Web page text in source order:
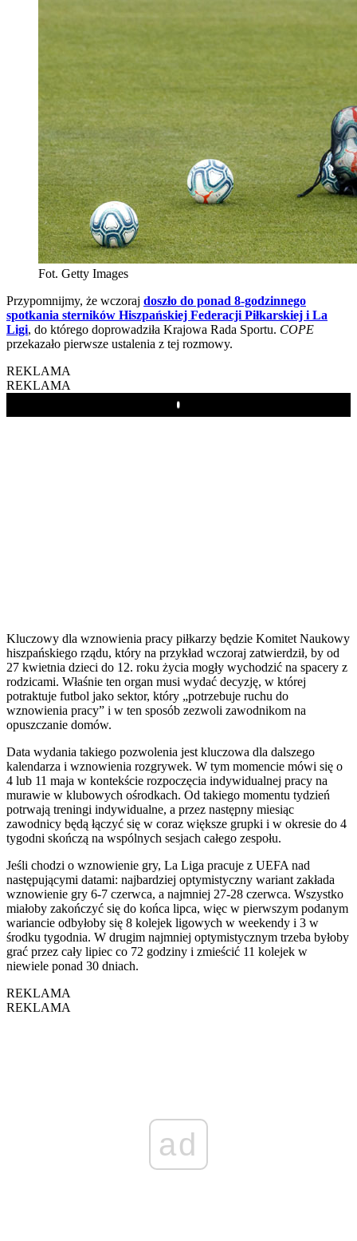
Fot. Getty Images
Przypomnijmy, że wczoraj doszło do ponad 8-godzinnego
spotkania sterników Hiszpańskiej Federacji Piłkarskiej i La
Ligi, do którego doprowadziła Krajowa Rada Sportu. COPE
przekazało pierwsze ustalenia z tej rozmowy.
REKLAMA
REKLAMA
Play
Kluczowy dla wznowienia pracy piłkarzy będzie Komitet Naukowy
hiszpańskiego rządu, który na przykład wczoraj zatwierdził, by od
27 kwietnia dzieci do 12. roku życia mogły wychodzić na spacery z
rodzicami. Właśnie ten organ musi wydać decyzję, w której
potraktuje futbol jako sektor, który „potrzebuje ruchu do
wznowienia pracy” i w ten sposób zezwoli zawodnikom na
opuszczanie domów.
Data wydania takiego pozwolenia jest kluczowa dla dalszego
kalendarza i wznowienia rozgrywek. W tym momencie mówi się o
4 lub 11 maja w kontekście rozpoczęcia indywidualnej pracy na
murawie w klubowych ośrodkach. Od takiego momentu tydzień
potrwają treningi indywidualne, a przez następny miesiąc
zawodnicy będą łączyć się w coraz większe grupki i w okresie do 4
tygodni skończą na wspólnych sesjach całego zespołu.
Jeśli chodzi o wznowienie gry, La Liga pracuje z UEFA nad
następującymi datami: najbardziej optymistyczny wariant zakłada
wznowienie gry 6-7 czerwca, a najmniej 27-28 czerwca. Wszystko
miałoby zakończyć się do końca lipca, więc w pierwszym podanym
wariancie odbyłoby się 8 kolejek ligowych w weekendy i 3 w
środku tygodnia. W drugim najmniej optymistycznym trzeba byłoby
grać przez cały lipiec co 72 godziny i zmieścić 11 kolejek w
niewiele ponad 30 dniach.
REKLAMA
REKLAMA
ad